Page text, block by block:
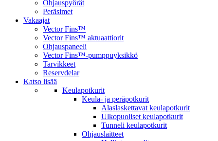
Ohjauspyörät
Peräsimet
Vakaajat
Vector Fins™
Vector Fins™ aktuaattiorit
Ohjauspaneeli
Vector Fins™-pumppuyksikkö
Tarvikkeet
Reservdelar
Katso lisää
Keulapotkurit
Keula- ja peräpotkurit
Alaslaskettavat keulapotkurit
Ulkopuoliset keulapotkurit
Tunneli keulapotkurit
Ohjauslaitteet